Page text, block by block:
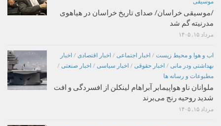
موسیقی
/موسیقی خراسان/ صدای تاریخ خراسان در هیاهوی
مدرنیته گم شد
مرداد ۱۵, ۱۴۰۵
اب و هوا و محیط زیست / اخبار اجتماعی / اخبار اقتصادی / اخبار
بهداشتی ودر مانی / اخبار حقوقی / اخبار سیاسی / اخبار صنعتی /
مطبوعات و رسانه ها
ملوانان ناو هواپیمابر آبراهام لینکلن از افسردگی و افت
شدید روحیه رنج می‌برند
مرداد ۱۵, ۱۴۰۵